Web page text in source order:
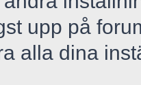
upp på
alla dina